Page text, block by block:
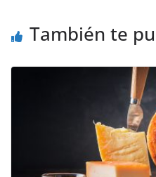
También te